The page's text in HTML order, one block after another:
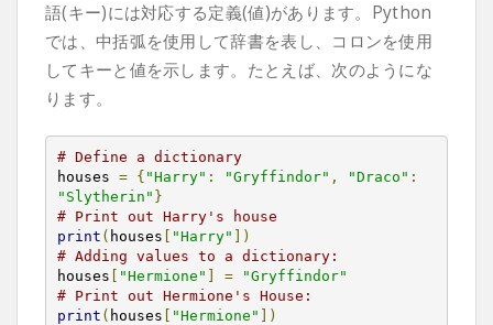
語(キー)には対応する定義(値)があります。Python
では、中括弧を使用して辞書を表し、コロンを使用
してキーと値を示します。たとえば、次のようにな
ります。
# Define a dictionary
houses = { "Harry" : "Gryffindor" , "Draco" :
"Slytherin" }
# Print out Harry's house
print ( houses [ "Harry" ])
# Adding values to a dictionary:
houses [ "Hermione" ] =
"Gryffindor"
# Print out Hermione's House:
print ( houses [ "Hermione" ])